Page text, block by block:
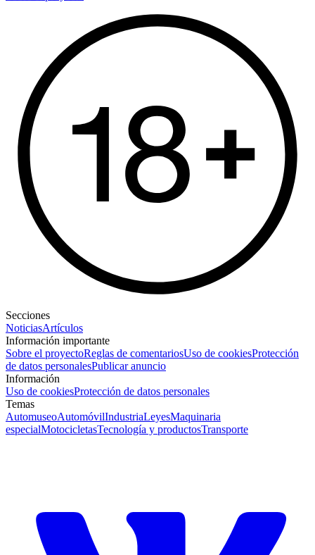
Secciones
NoticiasArtículos
Información importante
Sobre el proyectoReglas de comentariosUso de cookiesProtección
de datos personalesPublicar anuncio
Información
Uso de cookiesProtección de datos personales
Temas
AutomuseoAutomóvilIndustriaLeyesMaquinaria
especialMotocicletasTecnología y productosTransporte